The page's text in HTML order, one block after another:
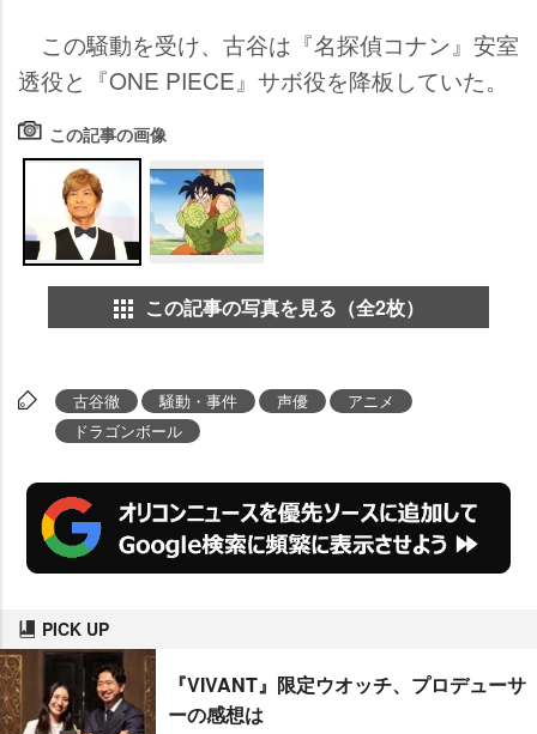
この騒動を受け、古谷は『名探偵コナン』安室
透役と『ONE PIECE』サボ役を降板していた。
この記事の画像
この記事の写真を見る（全2枚）
古谷徹 騒動・事件 声優
アニメ
ドラゴンボール
PICK UP
『VIVANT』限定ウオッチ、プロデューサ
ーの感想は